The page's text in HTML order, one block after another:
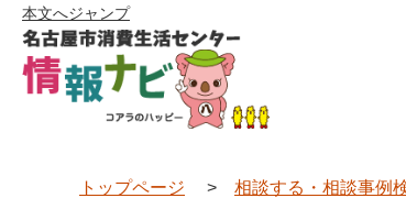
本文へジャンプ
トップページ > 相談する・相談事例